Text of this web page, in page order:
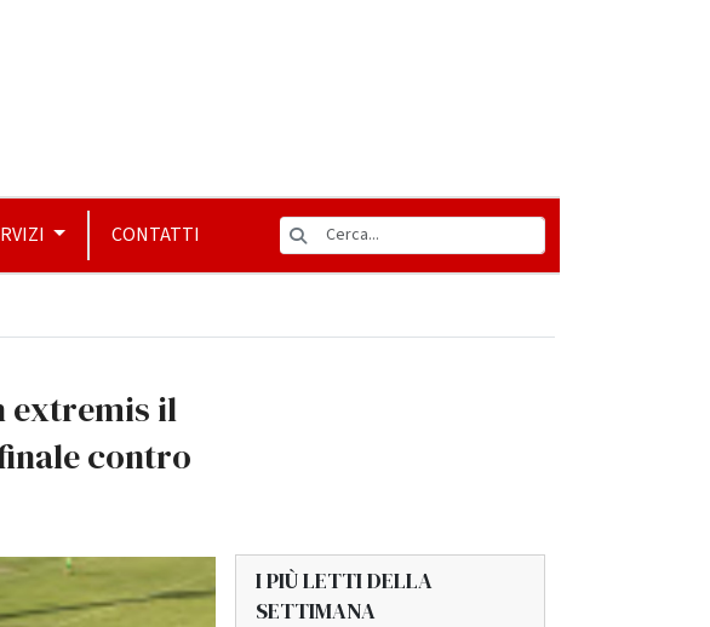
CONTATTI
extremis il
contro
I PIÙ LETTI DELLA
SETTIMANA